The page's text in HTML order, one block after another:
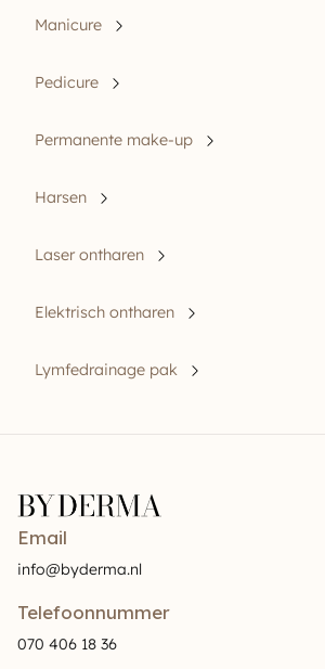
Manicure
Pedicure
Permanente make-up
Harsen
Laser ontharen
Elektrisch ontharen
Lymfedrainage pak
Email
info@byderma.nl
Telefoonnummer
070 406 18 36